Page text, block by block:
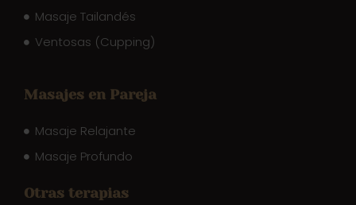
Masaje Tailandés
Ventosas (Cupping)
Masajes en Pareja
Masaje Relajante
Masaje Profundo
Otras terapias